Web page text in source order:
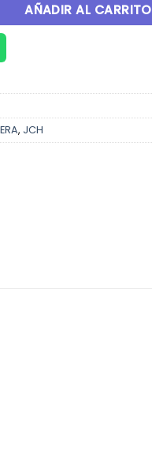
AÑADIR AL CARRITO
, JCH